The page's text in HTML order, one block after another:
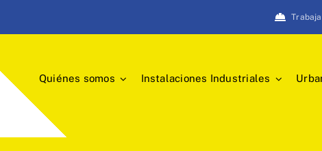
Quiénes somos Instalaciones Industriales